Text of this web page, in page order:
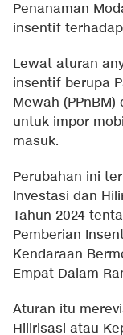
Penanaman
insentif
Lewat aturan
insentif berupa
Mewah
untuk impor
masuk.
Perubahan ini
Investasi dan
Tahun 2024
Pemberian
Kendaraan
Empat Dalam
Aturan itu
Hilirisasi atau